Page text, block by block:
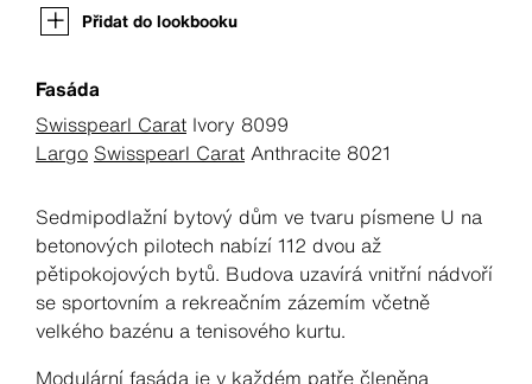
Přidat do lookbooku
Fasáda
Swisspearl Carat Ivory 8099
Largo Swisspearl Carat Anthracite 8021
Sedmipodlažní bytový dům ve tvaru písmene U na
betonových pilotech nabízí 112 dvou až
pětipokojových bytů. Budova uzavírá vnitřní nádvoří
se sportovním a rekreačním zázemím včetně
velkého bazénu a tenisového kurtu.
Modulární fasáda je v každém patře členěna